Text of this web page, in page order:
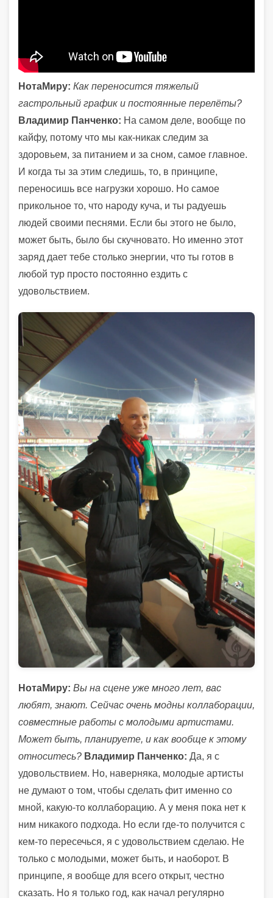
НотаМиру: Как переносится тяжелый
гастрольный график и постоянные перелёты?
Владимир Панченко: На самом деле, вообще по
кайфу, потому что мы как-никак следим за
здоровьем, за питанием и за сном, самое главное.
И когда ты за этим следишь, то, в принципе,
переносишь все нагрузки хорошо. Но самое
прикольное то, что народу куча, и ты радуешь
людей своими песнями. Если бы этого не было,
может быть, было бы скучновато. Но именно этот
заряд дает тебе столько энергии, что ты готов в
любой тур просто постоянно ездить с
удовольствием.
НотаМиру: Вы на сцене уже много лет, вас
любят, знают. Сейчас очень модны коллаборации,
совместные работы с молодыми артистами.
Может быть, планируете, и как вообще к этому
относитесь? Владимир Панченко: Да, я с
удовольствием. Но, наверняка, молодые артисты
не думают о том, чтобы сделать фит именно со
мной, какую-то коллаборацию. А у меня пока нет к
ним никакого подхода. Но если где-то получится с
кем-то пересечься, я с удовольствием сделаю. Не
только с молодыми, может быть, и наоборот. В
принципе, я вообще для всего открыт, честно
сказать. Но я только год, как начал регулярно